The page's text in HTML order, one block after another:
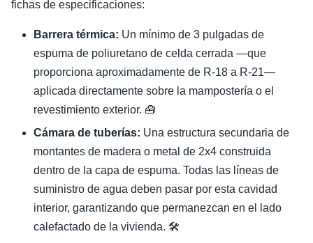
fichas de especificaciones:
Barrera térmica: Un mínimo de 3 pulgadas de
espuma de poliuretano de celda cerrada —que
proporciona aproximadamente de R-18 a R-21—
aplicada directamente sobre la mampostería o el
revestimiento exterior. 🧰
Cámara de tuberías: Una estructura secundaria de
montantes de madera o metal de 2x4 construida
dentro de la capa de espuma. Todas las líneas de
suministro de agua deben pasar por esta cavidad
interior, garantizando que permanezcan en el lado
calefactado de la vivienda. 🛠️